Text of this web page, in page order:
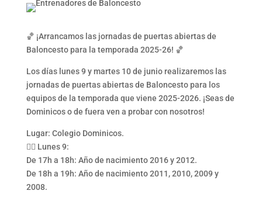
🏀​ ¡Arrancamos las jornadas de puertas abiertas de
Baloncesto para la temporada 2025-26! 🏀
Los días lunes 9 y martes 10 de junio realizaremos las
jornadas de puertas abiertas de Baloncesto para los
equipos de la temporada que viene 2025-2026. ¡Seas de
Dominicos o de fuera ven a probar con nosotros!
Lugar: Colegio Dominicos.
👉🏼 Lunes 9:
De 17h a 18h: Año de nacimiento 2016 y 2012.
De 18h a 19h: Año de nacimiento 2011, 2010, 2009 y
2008.